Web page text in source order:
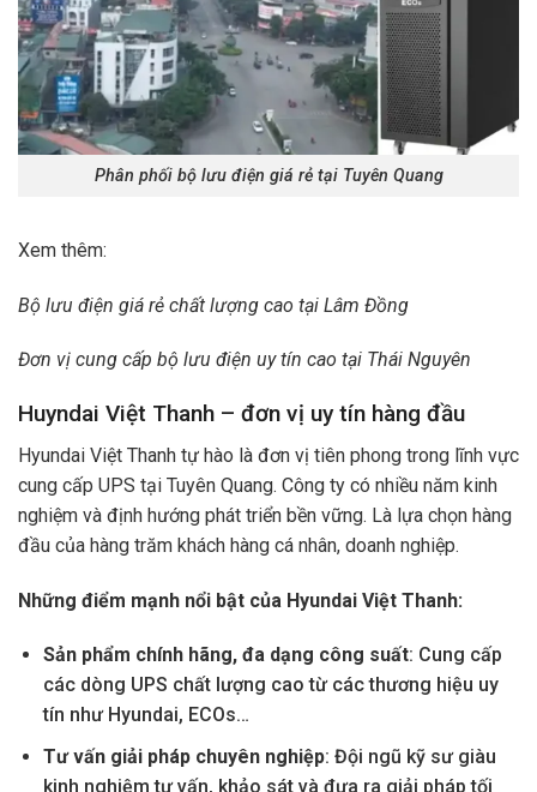
Phân phối bộ lưu điện giá rẻ tại Tuyên Quang
Xem thêm:
Bộ lưu điện giá rẻ chất lượng cao tại Lâm Đồng
Đơn vị cung cấp bộ lưu điện uy tín cao tại Thái Nguyên
Huyndai Việt Thanh – đơn vị uy tín hàng đầu
Hyundai Việt Thanh tự hào là đơn vị tiên phong trong lĩnh vực
cung cấp UPS tại Tuyên Quang. Công ty có nhiều năm kinh
nghiệm và định hướng phát triển bền vững. Là lựa chọn hàng
đầu của hàng trăm khách hàng cá nhân, doanh nghiệp.
Những điểm mạnh nổi bật của Hyundai Việt Thanh:
Sản phẩm chính hãng, đa dạng công suất: Cung cấp
các dòng UPS chất lượng cao từ các thương hiệu uy
tín như Hyundai, ECOs…
Tư vấn giải pháp chuyên nghiệp: Đội ngũ kỹ sư giàu
kinh nghiệm tư vấn, khảo sát và đưa ra giải pháp tối